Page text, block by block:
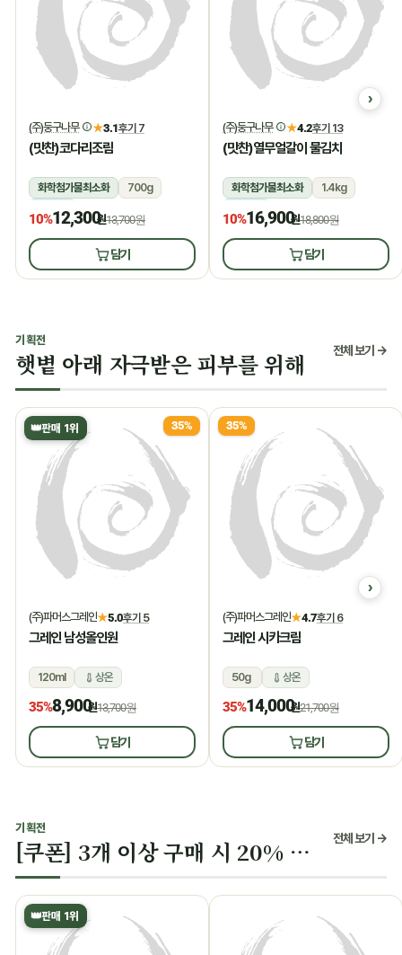
(주)둥구나무 ★3.1후기 7
(맛찬)코다리조림
화학첨가물최소화
700g
냉장
10%12,300원13,700원
담기
(주)둥구나무 ★4.2후기 13
(맛찬)열무얼갈이 물김치
화학첨가물최소화
1.4kg
냉장
10%16,900원18,800원
담기
기획전
햇볕 아래 자극받은 피부를 위해 전체 보기 →
👑판매 1위 35%
(주)파머스그레인★5.0후기 5
그레인 남성올인원
120ml 상온
35%8,900원13,700원
담기
35%
(주)파머스그레인★4.7후기 6
그레인 시카크림
50g 상온
35%14,000원21,700원
담기
기획전
[쿠폰] 3개 이상 구매 시 20% 할인 전체 보기 →
👑판매 1위